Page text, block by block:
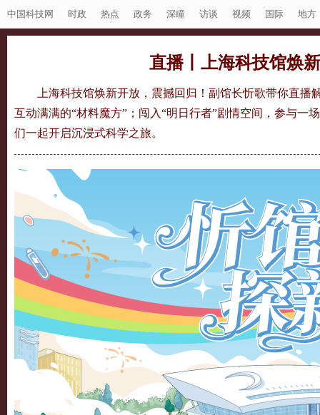
中国科技网 时政 热点 政务 深瞳 访谈 视频 国际 地方
直播丨上海科技馆焕
上海科技馆焕新开放，震撼回归！副馆长忻歌带你直播
互动满满的“材料魔方”；闯入“明日行者”剧情空间，参与一
们一起开启沉浸式科学之旅。